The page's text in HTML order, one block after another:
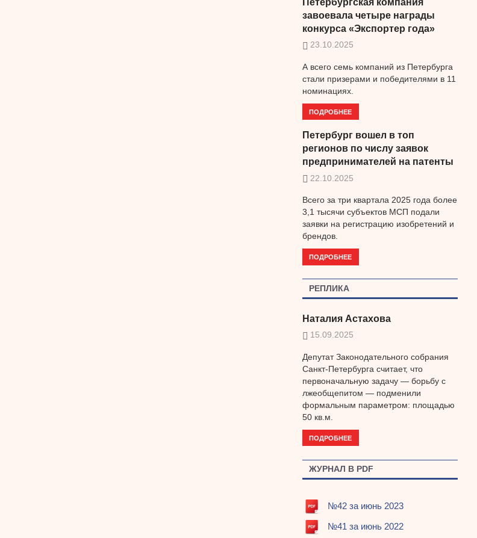
Петербургская компания
завоевала четыре награды
конкурса «Экспортер года»
23.10.2025
А всего семь компаний из Петербурга
стали призерами и победителями в 11
номинациях.
ПОДРОБНЕЕ
Петербург вошел в топ
регионов по числу заявок
предпринимателей на патенты
22.10.2025
Всего за три квартала 2025 года более
3,1 тысячи субъектов МСП подали
заявки на регистрацию изобретений и
брендов.
ПОДРОБНЕЕ
РЕПЛИКА
Наталия Астахова
15.09.2025
Депутат Законодательного собрания
Санкт-Петербурга считает, что
первоначальную задачу — борьбу с
лжеобщепитом — подменили
формальным параметром: площадью
50 кв.м.
ПОДРОБНЕЕ
ЖУРНАЛ В PDF
№42 за июнь 2023
№41 за июнь 2022